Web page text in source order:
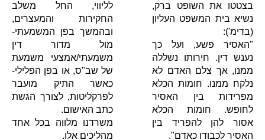
בצטטו את השופט ברק,
נשיא בית המשפט העליון
(בדימ'):
"האסיר פשע, ועל כך
נענש דין. חירותו נשללה
ממנו, אך צלם האדם לא
נלקח ממנו. חומות הכלא
מפרידות בין האסיר
לחופש. חומות הכלא
אסור להן להפריד בין
האסיר לכבודו כאדם".
לליווי, החל משלב
החקירות והמעצרים,
ובהמשך בפן המשמעתי-
מול מדור דין
משמעתי/אמצעי משמעת
של שב"ס, או בפן הפלילי-
כאשר התיק מועבר
לפרקליטות, לצורך הגשת
כתב האישום.
משרדנו מלווה בכל אחד
מהליכים אלו.